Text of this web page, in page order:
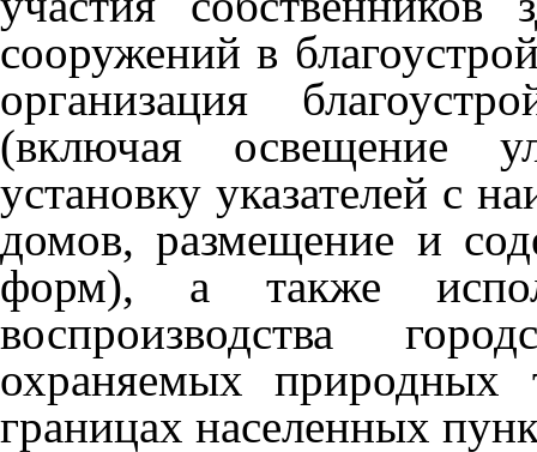
сооружений в
организация
(включая освещение
установку указателей с
домов, размещение и
форм), а также
воспроизводства
охраняемых природных
границах населенных